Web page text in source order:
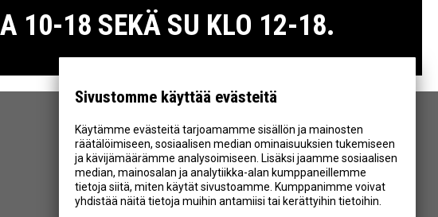
Sivustomme käyttää evästeitä
Käytämme evästeitä tarjoamamme sisällön ja mainosten
räätälöimiseen, sosiaalisen median ominaisuuksien tukemiseen
ja kävijämäärämme analysoimiseen. Lisäksi jaamme sosiaalisen
median, mainosalan ja analytiikka-alan kumppaneillemme
tietoja siitä, miten käytät sivustoamme. Kumppanimme voivat
yhdistää näitä tietoja muihin antamiisi tai kerättyihin tietoihin.
10-18 SEKÄ SU KLO 12-18.
SEURAA MEITÄ